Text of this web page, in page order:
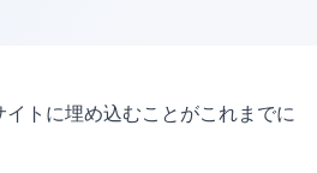
トに埋め込むことがこれまでに